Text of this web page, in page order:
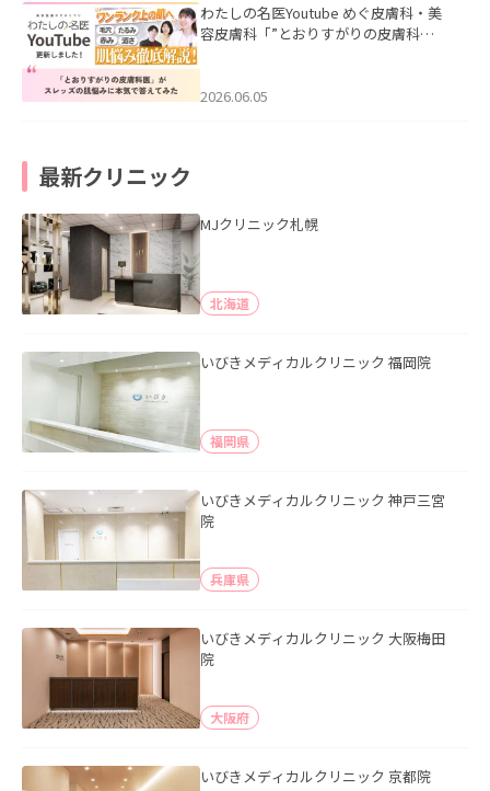
わたしの名医Youtube めぐ皮膚科・美
容皮膚科「”とおりすがりの皮膚科
2026.06.05
最新クリニック
MJクリニック札幌
北海道
いびきメディカルクリニック 福岡院
福岡県
いびきメディカルクリニック 神戸三宮
院
兵庫県
いびきメディカルクリニック 大阪梅田
院
大阪府
いびきメディカルクリニック 京都院